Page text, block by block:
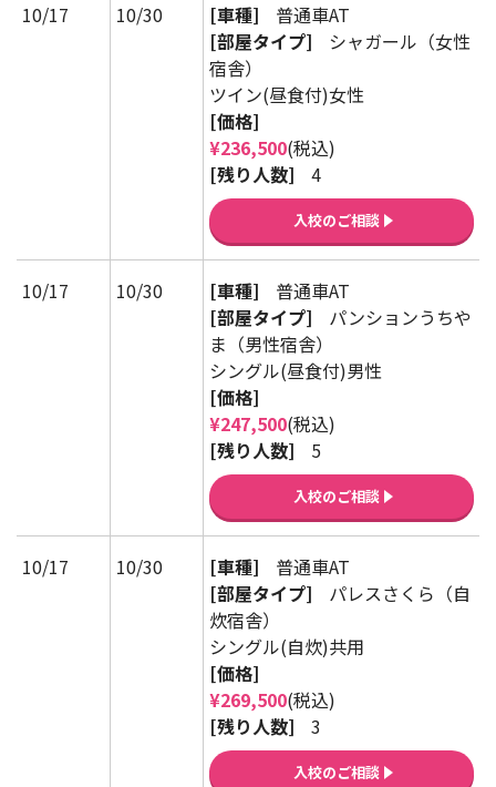
10/17 10/30 [車種]
普通車AT
[部屋タイプ]
シャガール（女性
宿舎）
ツイン(昼食付)女性
[価格]
¥236,500(税込)
[残り人数]
4
入校のご相談
10/17 10/30 [車種]
普通車AT
[部屋タイプ]
パンションうちや
ま（男性宿舎）
シングル(昼食付)男性
[価格]
¥247,500(税込)
[残り人数]
5
入校のご相談
10/17 10/30 [車種]
普通車AT
[部屋タイプ]
パレスさくら（自
炊宿舎）
シングル(自炊)共用
[価格]
¥269,500(税込)
[残り人数]
3
入校のご相談